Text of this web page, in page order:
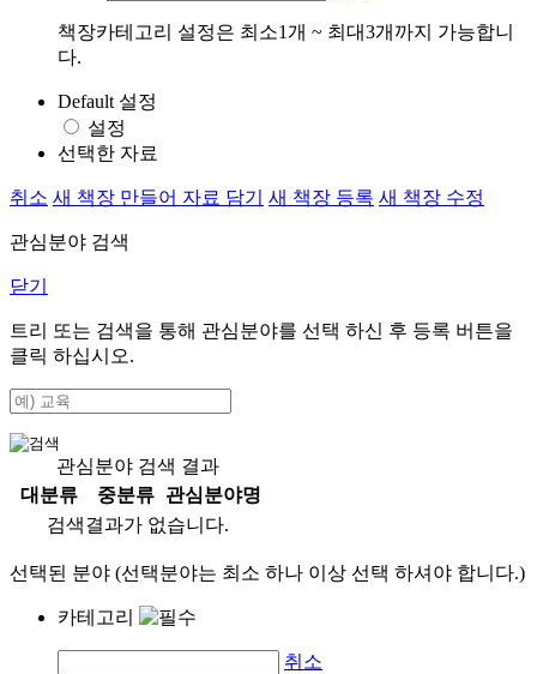
책장카테고리 설정은 최소1개 ~ 최대3개까지 가능합니
다.
Default 설정
설정
선택한 자료
취소 새 책장 만들어 자료 담기 새 책장 등록 새 책장 수정
관심분야 검색
닫기
트리 또는 검색을 통해 관심분야를 선택 하신 후 등록 버튼을
클릭 하십시오.
관심분야 검색 결과
대분류
중분류
관심분야명
검색결과가 없습니다.
선택된 분야 (선택분야는 최소 하나 이상 선택 하셔야 합니다.)
카테고리
취소